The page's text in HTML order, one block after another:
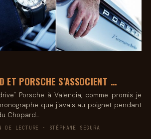
ET PORSCHE S’ASSOCIENT …
Porsche à Valencia, comme promis je
que j'avais au poignet pendant
Chopard…
LECTURE · STÉPHANE SEGURA